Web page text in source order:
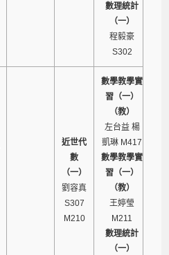
數理統計
（一）
程毅豪
S302
近世代
數
（一）
劉容真
S307
M210
數學教學實
習（一）
（教）
左台益 楊
凱琳 M417
數學教學實
習（一）
（教）
王婷瑩
M211
數理統計
（一）